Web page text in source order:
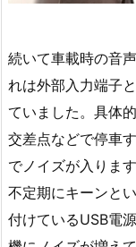
続いて車載時の音
れは外部入力端子
ていました。具体
交差点などで停車
でノイズが入りま
不定期にキーンと
付けているUSB電